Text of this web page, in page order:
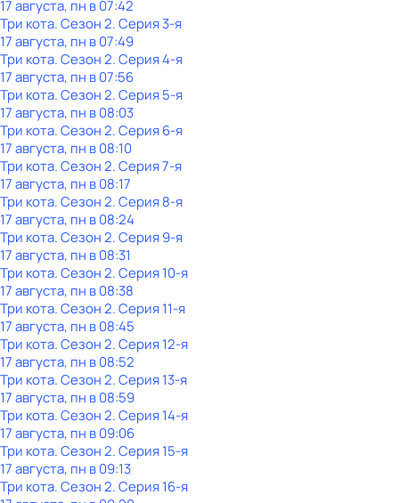
17 августа, пн в 07:42
Три кота. Сезон 2. Серия 3-я
17 августа, пн в 07:49
Три кота. Сезон 2. Серия 4-я
17 августа, пн в 07:56
Три кота. Сезон 2. Серия 5-я
17 августа, пн в 08:03
Три кота. Сезон 2. Серия 6-я
17 августа, пн в 08:10
Три кота. Сезон 2. Серия 7-я
17 августа, пн в 08:17
Три кота. Сезон 2. Серия 8-я
17 августа, пн в 08:24
Три кота. Сезон 2. Серия 9-я
17 августа, пн в 08:31
Три кота. Сезон 2. Серия 10-я
17 августа, пн в 08:38
Три кота. Сезон 2. Серия 11-я
17 августа, пн в 08:45
Три кота. Сезон 2. Серия 12-я
17 августа, пн в 08:52
Три кота. Сезон 2. Серия 13-я
17 августа, пн в 08:59
Три кота. Сезон 2. Серия 14-я
17 августа, пн в 09:06
Три кота. Сезон 2. Серия 15-я
17 августа, пн в 09:13
Три кота. Сезон 2. Серия 16-я